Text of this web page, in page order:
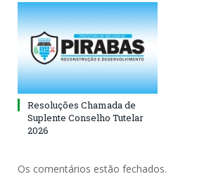
Resoluções Chamada de
Suplente Conselho Tutelar
2026
Os comentários estão fechados.